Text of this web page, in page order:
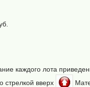
каждого лота
стрелкой вверх